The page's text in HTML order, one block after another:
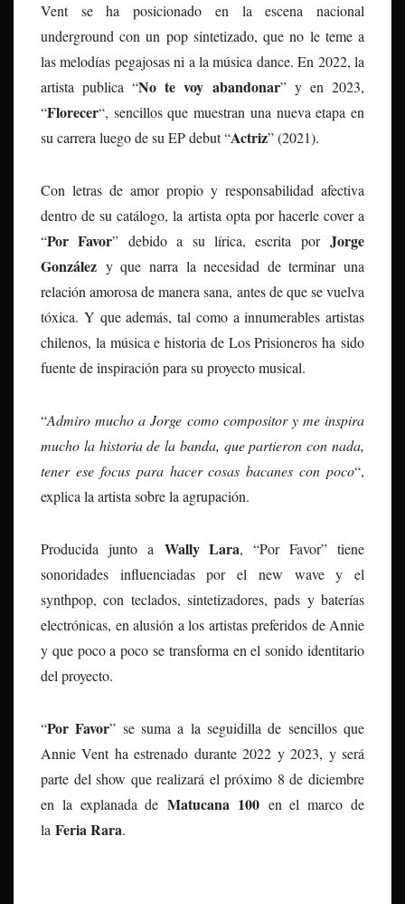
Vent se ha posicionado en la escena nacional
underground con un pop sintetizado, que no le teme a
las melodías pegajosas ni a la música dance. En 2022, la
artista publica “No te voy abandonar” y en 2023,
“Florecer“, sencillos que muestran una nueva etapa en
su carrera luego de su EP debut “Actriz” (2021).
Con letras de amor propio y responsabilidad afectiva
dentro de su catálogo, la artista opta por hacerle cover a
“Por Favor” debido a su lírica, escrita por Jorge
González y que narra la necesidad de terminar una
relación amorosa de manera sana, antes de que se vuelva
tóxica. Y que además, tal como a innumerables artistas
chilenos, la música e historia de Los Prisioneros ha sido
fuente de inspiración para su proyecto musical.
“Admiro mucho a Jorge como compositor y me inspira
mucho la historia de la banda, que partieron con nada,
tener ese focus para hacer cosas bacanes con poco“,
explica la artista sobre la agrupación.
Producida junto a Wally Lara, “Por Favor” tiene
sonoridades influenciadas por el new wave y el
synthpop, con teclados, sintetizadores, pads y baterías
electrónicas, en alusión a los artistas preferidos de Annie
y que poco a poco se transforma en el sonido identitario
del proyecto.
“Por Favor” se suma a la seguidilla de sencillos que
Annie Vent ha estrenado durante 2022 y 2023, y será
parte del show que realizará el próximo 8 de diciembre
en la explanada deMatucana 100en el marco de
la Feria Rara.